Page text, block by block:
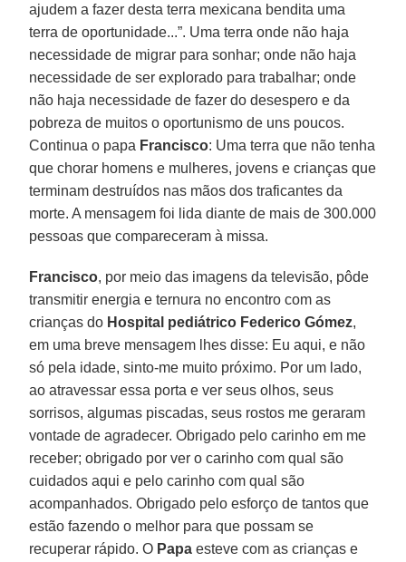
ajudem a fazer desta terra mexicana bendita uma
terra de oportunidade...”. Uma terra onde não haja
necessidade de migrar para sonhar; onde não haja
necessidade de ser explorado para trabalhar; onde
não haja necessidade de fazer do desespero e da
pobreza de muitos o oportunismo de uns poucos.
Continua o papa Francisco: Uma terra que não tenha
que chorar homens e mulheres, jovens e crianças que
terminam destruídos nas mãos dos traficantes da
morte. A mensagem foi lida diante de mais de 300.000
pessoas que compareceram à missa.
Francisco, por meio das imagens da televisão, pôde
transmitir energia e ternura no encontro com as
crianças do Hospital pediátrico Federico Gómez,
em uma breve mensagem lhes disse: Eu aqui, e não
só pela idade, sinto-me muito próximo. Por um lado,
ao atravessar essa porta e ver seus olhos, seus
sorrisos, algumas piscadas, seus rostos me geraram
vontade de agradecer. Obrigado pelo carinho em me
receber; obrigado por ver o carinho com qual são
cuidados aqui e pelo carinho com qual são
acompanhados. Obrigado pelo esforço de tantos que
estão fazendo o melhor para que possam se
recuperar rápido. O Papa esteve com as crianças e